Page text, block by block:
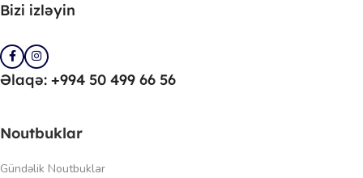
Bizi izləyin
Əlaqə: +994 50 499 66 56
Noutbuklar
Gündəlik Noutbuklar